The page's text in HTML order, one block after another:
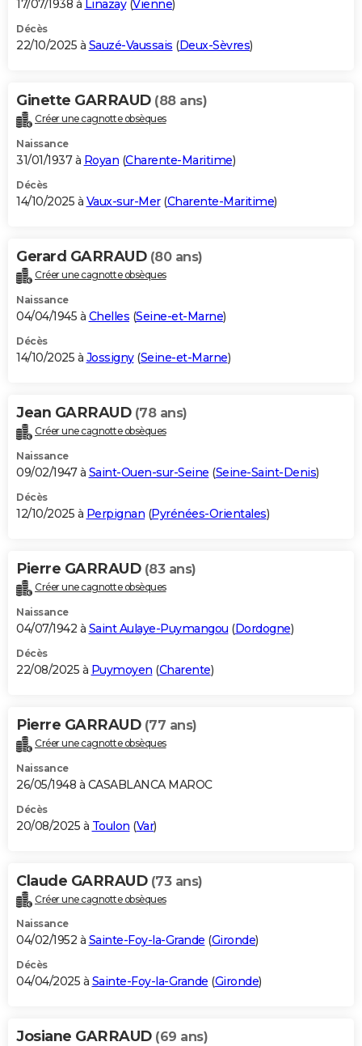
17/07/1938 à Linazay(Vienne)
Décès
22/10/2025 à Sauzé-Vaussais (Deux-Sèvres)
Ginette GARRAUD (88 ans)
Créer une cagnotte obsèques
Naissance
31/01/1937 à Royan (Charente-Maritime)
Décès
14/10/2025 à Vaux-sur-Mer(Charente-Maritime)
Gerard GARRAUD (80 ans)
Créer une cagnotte obsèques
Naissance
04/04/1945 à Chelles (Seine-et-Marne)
Décès
14/10/2025 à Jossigny(Seine-et-Marne)
Jean GARRAUD (78 ans)
Créer une cagnotte obsèques
Naissance
09/02/1947 à Saint-Ouen-sur-Seine (Seine-Saint-Denis)
Décès
12/10/2025 à Perpignan (Pyrénées-Orientales)
Pierre GARRAUD (83 ans)
Créer une cagnotte obsèques
Naissance
04/07/1942 à Saint Aulaye-Puymangou (Dordogne)
Décès
22/08/2025 à Puymoyen (Charente)
Pierre GARRAUD (77 ans)
Créer une cagnotte obsèques
Naissance
26/05/1948 à CASABLANCA MAROC
Décès
20/08/2025 à Toulon (Var)
Claude GARRAUD (73 ans)
Créer une cagnotte obsèques
Naissance
04/02/1952 à Sainte-Foy-la-Grande (Gironde)
Décès
04/04/2025 à Sainte-Foy-la-Grande (Gironde)
Josiane GARRAUD (69 ans)